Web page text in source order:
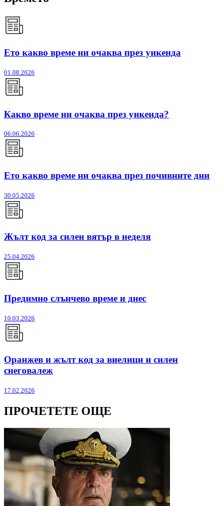
Ето какво време ни очаква през уикенда
01.08.2026
Какво време ни очаква през уикенда?
06.06.2026
Ето какво време ни очаква през почивните дни
30.05.2026
Жълт код за силен вятър в неделя
25.04.2026
Предимно слънчево време и днес
10.03.2026
Оранжев и жълт код за виелици и силен
снеговалеж
17.02.2026
ПРОЧЕТЕТЕ ОЩЕ